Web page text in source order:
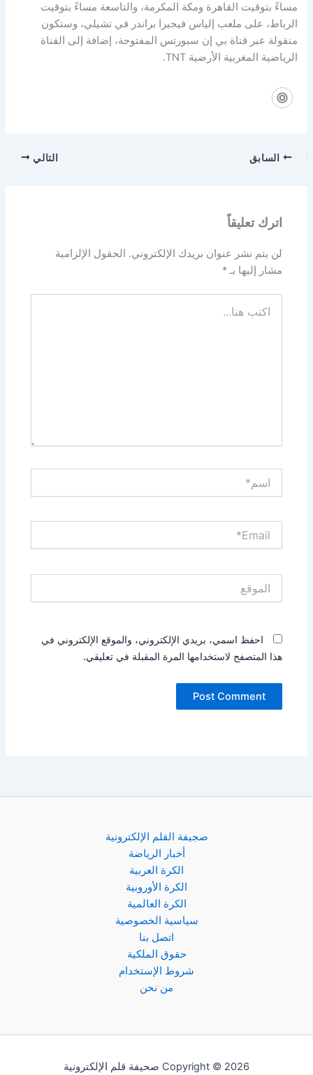
مساءً بتوقيت القاهرة ومكة المكرمة، والتاسعة مساءً بتوقيت
الرباط، على ملعب إلياس فيجيرا براندر في تشيلي، وستكون
منقولة عبر قناة بي إن سبورتس المفتوحة، إضافة إلى القناة
الرياضية المغربية الأرضية TNT.
السابق التالي
اترك تعليقاً
لن يتم نشر عنوان بريدك الإلكتروني. الحقول الإلزامية
مشار إليها بـ*
هنا...
احفظ اسمي، بريدي الإلكتروني، والموقع الإلكتروني في
هذا المتصفح لاستخدامها المرة المقبلة في تعليقي.
صجيفة القلم الإلكترونية
أخبار الرياضة
الكرة العربية
الكرة الأوروبية
الكرة العالمية
سياسية الخصوصية
اتصل بنا
حقوق الملكية
شروط الإستخدام
من نحن
Copyright © 2026 صحيفة قلم الإلكترونية